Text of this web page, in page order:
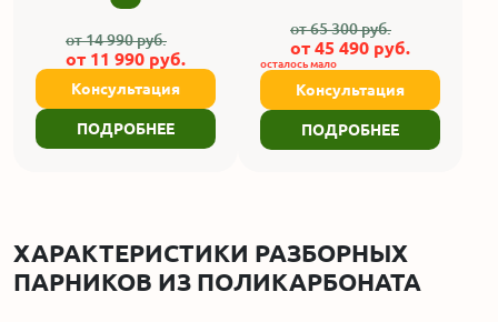
от14 990руб.
от 11 990 руб.
Консультация
ПОДРОБНЕЕ
от65 300руб.
от 45 490 руб.
осталось мало
Консультация
ПОДРОБНЕЕ
ХАРАКТЕРИСТИКИ РАЗБОРНЫХ
ПАРНИКОВ ИЗ ПОЛИКАРБОНАТА